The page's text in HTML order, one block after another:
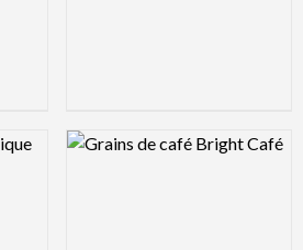
Logo Preview Image